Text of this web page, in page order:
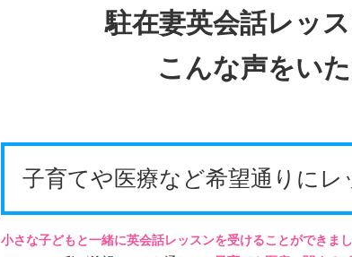
駐在妻英会話レッ
こんな声をい
子育てや医療など希望通りに
小さな子どもと一緒に英会話レッスンを受けることができま